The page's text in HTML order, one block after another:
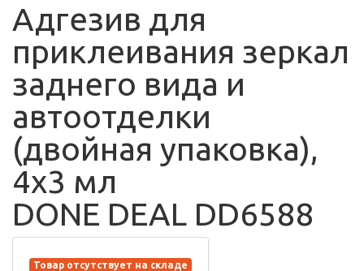
Адгезив для
приклеивания зеркал
заднего вида и
автоотделки
(двойная упаковка),
4x3 мл
DONE DEAL DD6588
Товар отсутствует на складе